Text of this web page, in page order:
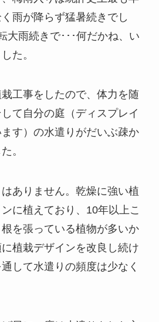
雨が降らず猛暑続きでし
大雨続きで･･･何だかね、い
た。
工事をしたので、体力を随
て自分の庭（ディスプレイ
す）の水遣りがだいぶ疎か
。
ありません。乾燥に強い植
に植えており、10年以上こ
を張っている植物が多いか
植栽デザインを改良し続け
して水遣りの頻度は少なく